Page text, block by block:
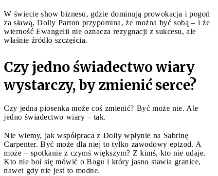
W świecie show biznesu, gdzie dominują prowokacja i pogoń
za sławą, Dolly Parton przypomina, że można być sobą – i że
wierność Ewangelii nie oznacza rezygnacji z sukcesu, ale
właśnie źródło szczęścia.
Czy jedno świadectwo wiary
wystarczy, by zmienić serce?
Czy jedna piosenka może coś zmienić? Być może nie. Ale
jedno świadectwo wiary – tak.
Nie wiemy, jak współpraca z Dolly wpłynie na Sabrinę
Carpenter. Być może dla niej to tylko zawodowy epizod. A
może – spotkanie z czymś większym? Z kimś, kto nie udaje.
Kto nie boi się mówić o Bogu i który jasno stawia granice,
nawet gdy nie jest to modne.